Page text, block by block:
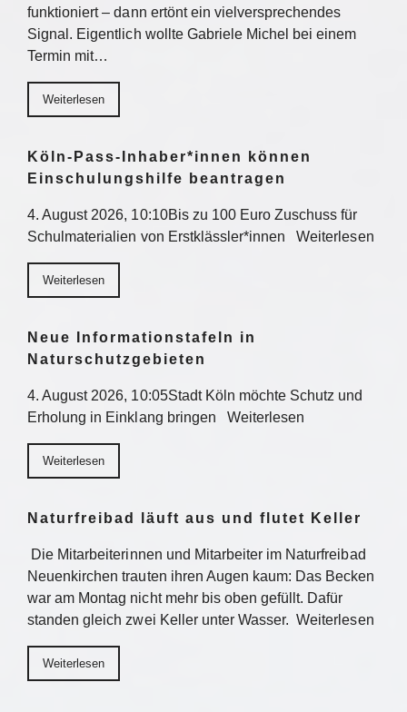
funktioniert – dann ertönt ein vielversprechendes
Signal. Eigentlich wollte Gabriele Michel bei einem
Termin mit…
Weiterlesen
Köln-Pass-Inhaber*innen können
Einschulungshilfe beantragen
4. August 2026, 10:10Bis zu 100 Euro Zuschuss für
Schulmaterialien von Erstklässler*innen Weiterlesen
Weiterlesen
Neue Informationstafeln in
Naturschutzgebieten
4. August 2026, 10:05Stadt Köln möchte Schutz und
Erholung in Einklang bringen Weiterlesen
Weiterlesen
Naturfreibad läuft aus und flutet Keller
Die Mitarbeiterinnen und Mitarbeiter im Naturfreibad
Neuenkirchen trauten ihren Augen kaum: Das Becken
war am Montag nicht mehr bis oben gefüllt. Dafür
standen gleich zwei Keller unter Wasser. Weiterlesen
Weiterlesen